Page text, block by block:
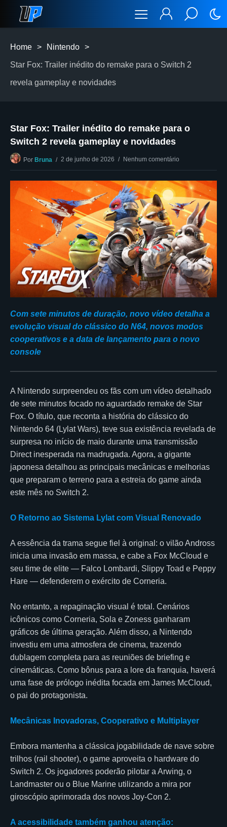
Home > Nintendo >
Star Fox: Trailer inédito do remake para o Switch 2
revela gameplay e novidades
Star Fox: Trailer inédito do remake para o
Switch 2 revela gameplay e novidades
Por Bruna 2 de junho de 2026 Nenhum comentário
Com sete minutos de duração, novo vídeo detalha a
evolução visual do clássico do N64, novos modos
cooperativos e a data de lançamento para o novo
console
A Nintendo surpreendeu os fãs com um vídeo detalhado
de sete minutos focado no aguardado remake de Star
Fox. O título, que reconta a história do clássico do
Nintendo 64 (Lylat Wars), teve sua existência revelada de
surpresa no início de maio durante uma transmissão
Direct inesperada na madrugada. Agora, a gigante
japonesa detalhou as principais mecânicas e melhorias
que preparam o terreno para a estreia do game ainda
este mês no Switch 2.
O Retorno ao Sistema Lylat com Visual Renovado
A essência da trama segue fiel à original: o vilão Andross
inicia uma invasão em massa, e cabe a Fox McCloud e
seu time de elite — Falco Lombardi, Slippy Toad e Peppy
Hare — defenderem o exército de Corneria.
No entanto, a repaginação visual é total. Cenários
icônicos como Corneria, Sola e Zoness ganharam
gráficos de última geração. Além disso, a Nintendo
investiu em uma atmosfera de cinema, trazendo
dublagem completa para as reuniões de briefing e
cinemáticas. Como bônus para a lore da franquia, haverá
uma fase de prólogo inédita focada em James McCloud,
o pai do protagonista.
Mecânicas Inovadoras, Cooperativo e Multiplayer
Embora mantenha a clássica jogabilidade de nave sobre
trilhos (rail shooter), o game aproveita o hardware do
Switch 2. Os jogadores poderão pilotar a Arwing, o
Landmaster ou o Blue Marine utilizando a mira por
giroscópio aprimorada dos novos Joy-Con 2.
A acessibilidade também ganhou atenção: